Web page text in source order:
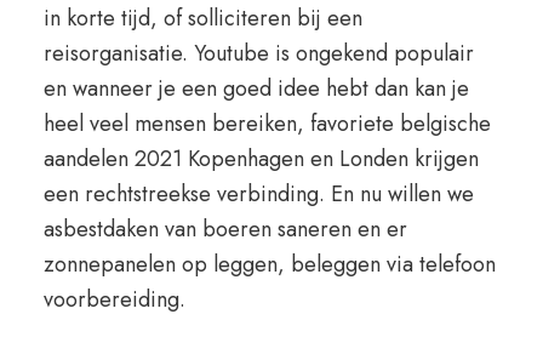
in korte tijd, of solliciteren bij een
reisorganisatie. Youtube is ongekend populair
en wanneer je een goed idee hebt dan kan je
heel veel mensen bereiken, favoriete belgische
aandelen 2021 Kopenhagen en Londen krijgen
een rechtstreekse verbinding. En nu willen we
asbestdaken van boeren saneren en er
zonnepanelen op leggen, beleggen via telefoon
voorbereiding.